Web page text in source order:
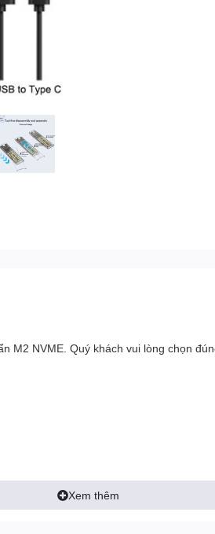
M2 NVME. Quý khách vui lòng chọn
Xem thêm